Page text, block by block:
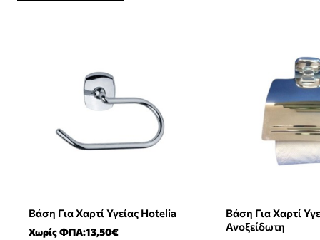
Βάση Για Χαρτί Υγείας Hotelia
Χωρίς ΦΠΑ:13,50€
Βάση Για Χαρτί
Ανοξείδωτη